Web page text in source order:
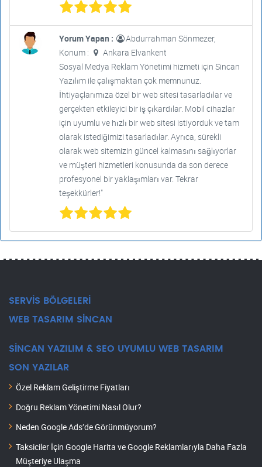
Yorum Yapan :
Abdurrahman Sönmezer,
Konum :
Ankara Elvankent
Sosyal Medya Reklam Yönetimi hizmeti için Sincan
Yazılım ile çalışmaktan çok memnunuz.
İhtiyaçlarımıza özel bir web sitesi tasarladılar ve
gerçekten etkileyici bir iş çıkardılar. Mobil cihazlar
için uyumlu ve hızlı bir web sitesi istiyorduk ve tam
olarak istediğimizi tasarladılar. Ayrıca, sürekli
olarak web sitemizin güncel kalmasını sağlıyorlar
ve müşteri hizmetleri konusunda da son derece
profesyonel bir yaklaşımları var. Tekrar
teşekkürler!"
SERVİS BÖLGELERİ
WEB TASARIM SİNCAN
SİNCAN YAZILIM & SEO UYUMLU WEB TASARIM
SON YAZILAR
Özel Reklam Geliştirme Fiyatları
Doğru Reklam Yönetimi Nasıl Olur?
Neden Google Ads’de Görünmüyorum?
Taksiciler İçin Google Harita ve Google Reklamlarıyla Daha Fazla
Müşteriye Ulaşma